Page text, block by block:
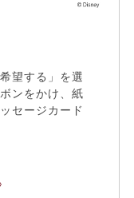
望する」を選
ンをかけ、紙
セージカード